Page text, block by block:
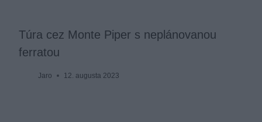
Túra cez Monte Piper s neplánovanou
ferratou
Jaro 12. augusta 2023